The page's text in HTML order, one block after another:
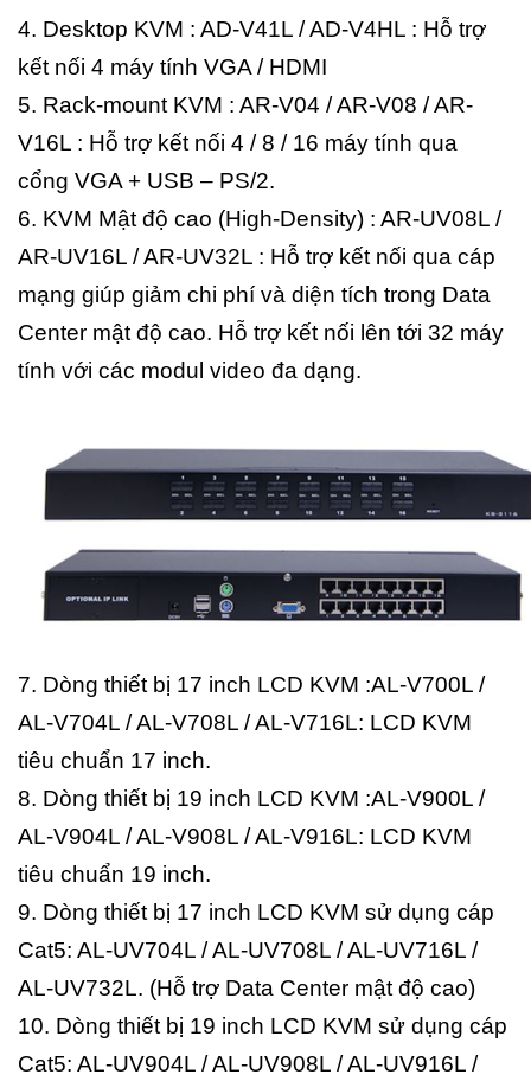
4. Desktop KVM : AD-V41L / AD-V4HL : Hỗ trợ
kết nối 4 máy tính VGA / HDMI
5. Rack-mount KVM : AR-V04 / AR-V08 / AR-
V16L : Hỗ trợ kết nối 4 / 8 / 16 máy tính qua
cổng VGA + USB – PS/2.
6. KVM Mật độ cao (High-Density) : AR-UV08L /
AR-UV16L / AR-UV32L : Hỗ trợ kết nối qua cáp
mạng giúp giảm chi phí và diện tích trong Data
Center mật độ cao. Hỗ trợ kết nối lên tới 32 máy
tính với các modul video đa dạng.
7. Dòng thiết bị 17 inch LCD KVM :AL-V700L /
AL-V704L / AL-V708L / AL-V716L: LCD KVM
tiêu chuẩn 17 inch.
8. Dòng thiết bị 19 inch LCD KVM :AL-V900L /
AL-V904L / AL-V908L / AL-V916L: LCD KVM
tiêu chuẩn 19 inch.
9. Dòng thiết bị 17 inch LCD KVM sử dụng cáp
Cat5: AL-UV704L / AL-UV708L / AL-UV716L /
AL-UV732L. (Hỗ trợ Data Center mật độ cao)
10. Dòng thiết bị 19 inch LCD KVM sử dụng cáp
Cat5: AL-UV904L / AL-UV908L / AL-UV916L /